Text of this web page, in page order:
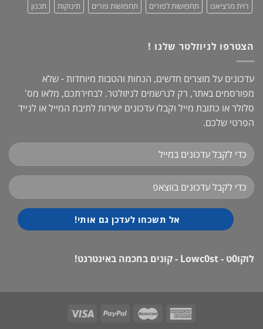
רוית מרציאנו
תחפושות לפורים תחפושות פורים תינוקות תכנון
הצטרפו לניוזלטר שלנו !
עדכונים על מוצרים חדשים, הנחות והטבות מיוחדות - שלא
מפורסמים באתר, רק לנרשמים לניזולטר. לבחירתכם, מלאו מס'
סלולר או כתובת מייל וקבלו עדכונים ישירות לתיבת המייל או לנייד
הפרטי שלכם.
לוקו0ט - Lowc0st - קונים בחכמה באינטרנט!